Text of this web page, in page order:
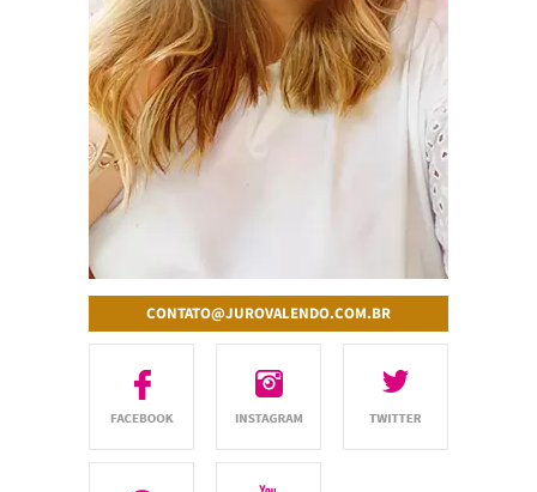
CONTATO@JUROVALENDO.COM.BR